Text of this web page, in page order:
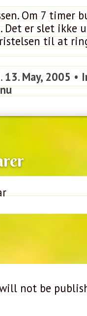
Om 7 timer
Det er slet ikke
til at
13. May, 2005•
not be